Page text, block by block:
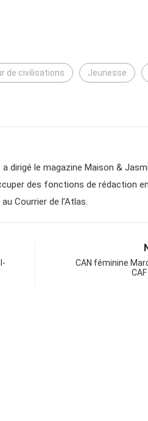
de civilisations Jeunesse
dirigé le magazine Maison &
des fonctions de rédaction
Courrier de l’Atlas.
CAN féminine